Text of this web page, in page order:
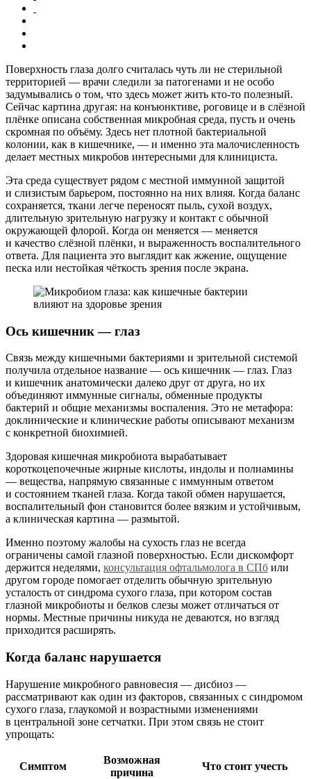
Поверхность глаза долго считалась чуть ли не стерильной
территорией — врачи следили за патогенами и не особо
задумывались о том, что здесь может жить кто-то полезный.
Сейчас картина другая: на конъюнктиве, роговице и в слёзной
плёнке описана собственная микробная среда, пусть и очень
скромная по объёму. Здесь нет плотной бактериальной
колонии, как в кишечнике, — и именно эта малочисленность
делает местных микробов интересными для клинициста.
Эта среда существует рядом с местной иммунной защитой
и слизистым барьером, постоянно на них влияя. Когда баланс
сохраняется, ткани легче переносят пыль, сухой воздух,
длительную зрительную нагрузку и контакт с обычной
окружающей флорой. Когда он меняется — меняется
и качество слёзной плёнки, и выраженность воспалительного
ответа. Для пациента это выглядит как жжение, ощущение
песка или нестойкая чёткость зрения после экрана.
Ось кишечник — глаз
Связь между кишечными бактериями и зрительной системой
получила отдельное название — ось кишечник — глаз. Глаз
и кишечник анатомически далеко друг от друга, но их
объединяют иммунные сигналы, обменные продукты
бактерий и общие механизмы воспаления. Это не метафора:
доклинические и клинические работы описывают механизм
с конкретной биохимией.
Здоровая кишечная микробиота вырабатывает
короткоцепочечные жирные кислоты, индолы и полиамины
— вещества, напрямую связанные с иммунным ответом
и состоянием тканей глаза. Когда такой обмен нарушается,
воспалительный фон становится более вязким и устойчивым,
а клиническая картина — размытой.
Именно поэтому жалобы на сухость глаз не всегда
ограничены самой глазной поверхностью. Если дискомфорт
держится неделями, консультация офтальмолога в СПб или
другом городе помогает отделить обычную зрительную
усталость от синдрома сухого глаза, при котором состав
глазной микробиоты и белков слезы может отличаться от
нормы. Местные причины никуда не деваются, но взгляд
приходится расширять.
Когда баланс нарушается
Нарушение микробного равновесия — дисбиоз —
рассматривают как один из факторов, связанных с синдромом
сухого глаза, глаукомой и возрастными изменениями
в центральной зоне сетчатки. При этом связь не стоит
упрощать:
Симптом
Возможная
причина
Что стоит учесть